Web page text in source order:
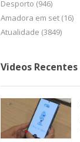
Desporto (946)
Amadora em set (16)
Atualidade (3849)
Videos Recentes